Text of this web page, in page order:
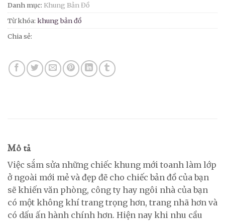
Danh mục: Khung Bản Đồ
Từ khóa: khung bản đồ
Chia sẻ:
Mô tả
Việc sắm sửa những chiếc khung mới toanh làm lớp
ở ngoài mới mẻ và đẹp đẽ cho chiếc bản đồ của bạn
sẽ khiến văn phòng, công ty hay ngôi nhà của bạn
có một không khí trang trọng hơn, trang nhã hơn và
có dấu ấn hành chính hơn. Hiện nay khi nhu cầu